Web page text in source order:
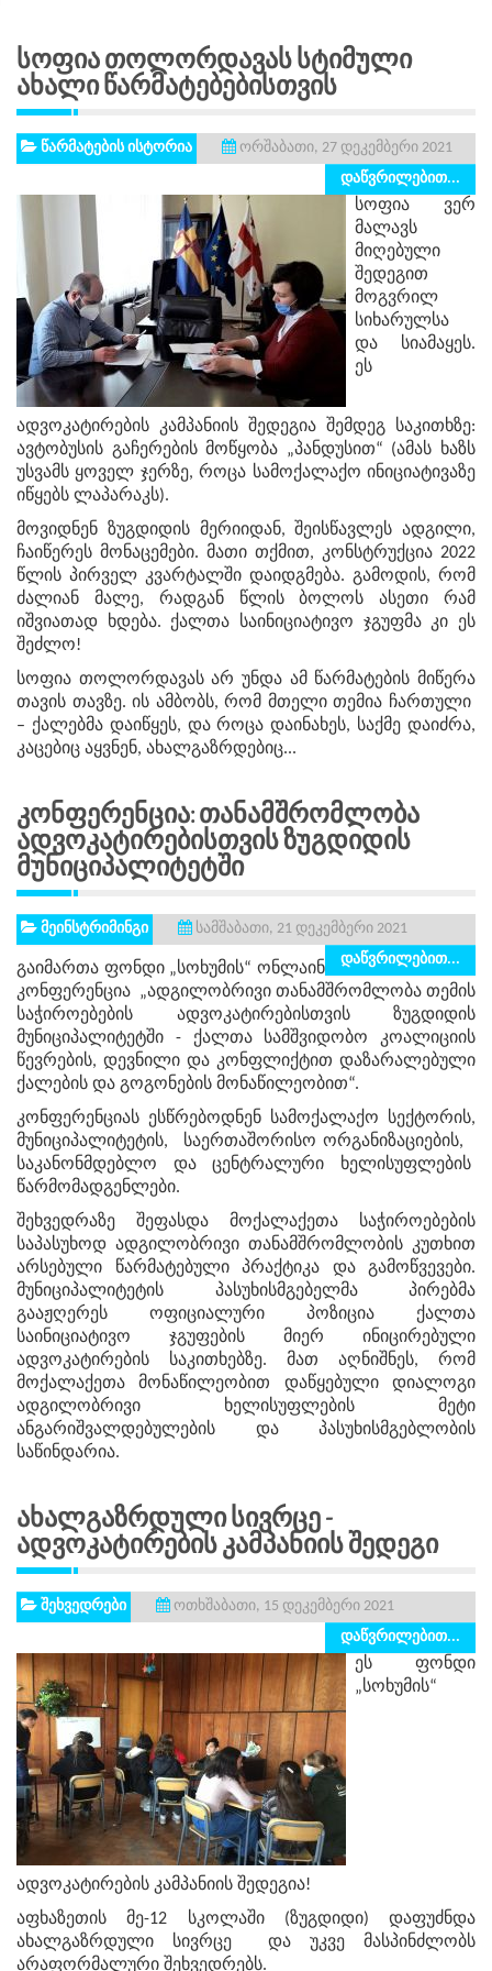
Სოფია Თოლორდავას Სტიმული
Ახალი Წარმატებებისთვის
წარმატების ისტორია
ორშაბათი, 27 დეკემბერი 2021
დაწვრილებით...
სოფია ვერ
მალავს
მიღებული
შედეგით
მოგვრილ
სიხარულსა
და სიამაყეს.
ეს
ადვოკატირების კამპანიის შედეგია შემდეგ საკითხზე:
ავტობუსის გაჩერების მოწყობა „პანდუსით“ (ამას ხაზს
უსვამს ყოველ ჯერზე, როცა სამოქალაქო ინიციატივაზე
იწყებს ლაპარაკს).
მოვიდნენ ზუგდიდის მერიიდან, შეისწავლეს ადგილი,
ჩაიწერეს მონაცემები. მათი თქმით, კონსტრუქცია 2022
წლის პირველ კვარტალში დაიდგმება. გამოდის, რომ
ძალიან მალე, რადგან წლის ბოლოს ასეთი რამ
იშვიათად ხდება. ქალთა საინიციატივო ჯგუფმა კი ეს
შეძლო!
სოფია თოლორდავას არ უნდა ამ წარმატების მიწერა
თავის თავზე. ის ამბობს, რომ მთელი თემია ჩართული
– ქალებმა დაიწყეს, და როცა დაინახეს, საქმე დაიძრა,
კაცებიც აყვნენ, ახალგაზრდებიც...
Კონფერენცია: Თანამშრომლობა
Ადვოკატირებისთვის Ზუგდიდის
Მუნიციპალიტეტში
მეინსტრიმინგი
სამშაბათი, 21 დეკემბერი 2021
დაწვრილებით...
გაიმართა ფონდი „სოხუმის“ ონლაინ
კონფერენცია „ადგილობრივი თანამშრომლობა თემის
საჭიროებების ადვოკატირებისთვის ზუგდიდის
მუნიციპალიტეტში - ქალთა სამშვიდობო კოალიციის
წევრების, დევნილი და კონფლიქტით დაზარალებული
ქალების და გოგონების მონაწილეობით“.
კონფერენციას ესწრებოდნენ სამოქალაქო სექტორის,
მუნიციპალიტეტის, საერთაშორისო ორგანიზაციების,
საკანონმდებლო და ცენტრალური ხელისუფლების
წარმომადგენლები.
შეხვედრაზე შეფასდა მოქალაქეთა საჭიროებების
საპასუხოდ ადგილობრივი თანამშრომლობის კუთხით
არსებული წარმატებული პრაქტიკა და გამოწვევები.
მუნიციპალიტეტის პასუხისმგებელმა პირებმა
გააჟღერეს ოფიციალური პოზიცია ქალთა
საინიციატივო ჯგუფების მიერ ინიცირებული
ადვოკატირების საკითხებზე. მათ აღნიშნეს, რომ
მოქალაქეთა მონაწილეობით დაწყებული დიალოგი
ადგილობრივი ხელისუფლების მეტი
ანგარიშვალდებულების და პასუხისმგებლობის
საწინდარია.
Ახალგაზრდული Სივრცე -
Ადვოკატირების Კამპანიის Შედეგი
შეხვედრები
ოთხშაბათი, 15 დეკემბერი 2021
დაწვრილებით...
ეს ფონდი
„სოხუმის“
ადვოკატირების კამპანიის შედეგია!
აფხაზეთის მე-12 სკოლაში (ზუგდიდი) დაფუძნდა
ახალგაზრდული სივრცე და უკვე მასპინძლობს
არაფორმალური შეხვედრებს.